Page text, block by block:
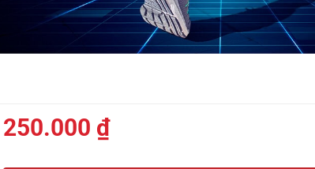
250.000 ₫